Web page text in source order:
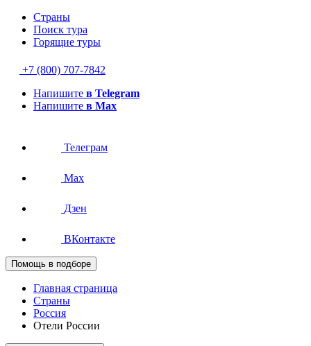
Страны
Поиск тура
Горящие туры
+7 (800) 707-7842
Напишите в Telegram
Напишите в Max
Телеграм
Max
Дзен
ВКонтакте
Помощь в подборе
Главная страница
Страны
Россия
Отели России